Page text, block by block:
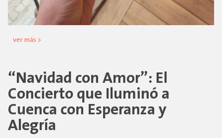
ver más >
“Navidad con Amor”: El
Concierto que Iluminó a
Cuenca con Esperanza y
Alegría